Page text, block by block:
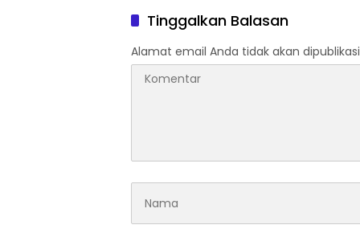
Tinggalkan Balasan
Alamat email Anda tidak akan